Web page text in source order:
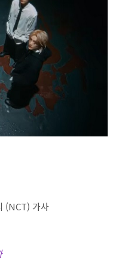
(NCT) 가사